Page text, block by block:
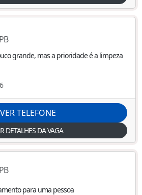
grande, mas a prioridade é a limpeza
VER TELEFONE
DETALHES DA VAGA
para uma pessoa